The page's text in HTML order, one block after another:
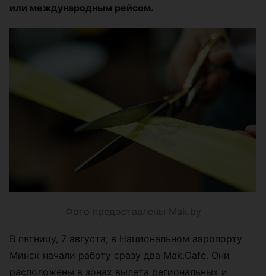
или международным рейсом.
Фото предоставлены Mak.by
В пятницу, 7 августа, в Национальном аэропорту
Минск начали работу сразу два Mak.Cafe. Они
расположены в зонах вылета региональных и